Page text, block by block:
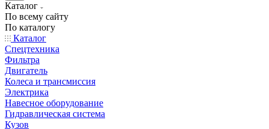
Каталог
По всему сайту
По каталогу
Каталог
Спецтехника
Фильтра
Двигатель
Колеса и трансмиссия
Электрика
Навесное оборудование
Гидравлическая система
Кузов